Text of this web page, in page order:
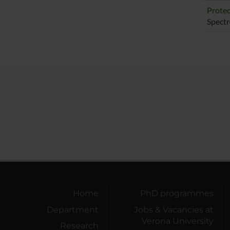
Home
Department
Research
PhD programmes
Jobs & Vacancies at
Verona University